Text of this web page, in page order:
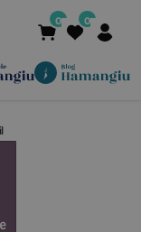
336 01 25